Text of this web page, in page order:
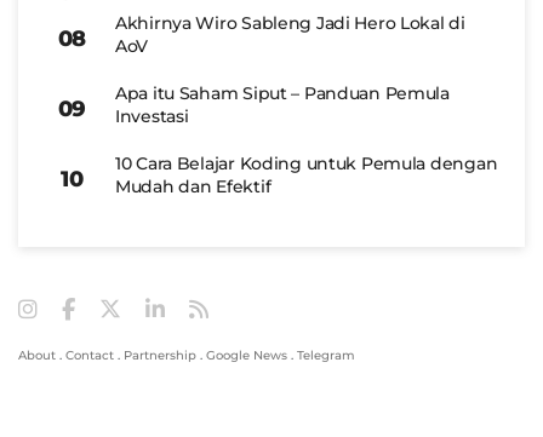
Akhirnya Wiro Sableng Jadi Hero Lokal di
AoV
Apa itu Saham Siput – Panduan Pemula
Investasi
10 Cara Belajar Koding untuk Pemula dengan
Mudah dan Efektif
About . Contact . Partnership . Google News . Telegram